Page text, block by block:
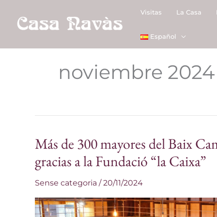
Visitas La Casa
Español
noviembre 2024
Más de 300 mayores del Baix
gracias a la Fundació “la Caixa”
Sense categoria /20/11/2024
Más
300
mayores
del
Baix